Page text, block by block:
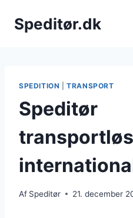
Speditør.dk
SPEDITION |TRANSPORT
Speditør
Af Speditør 21. december